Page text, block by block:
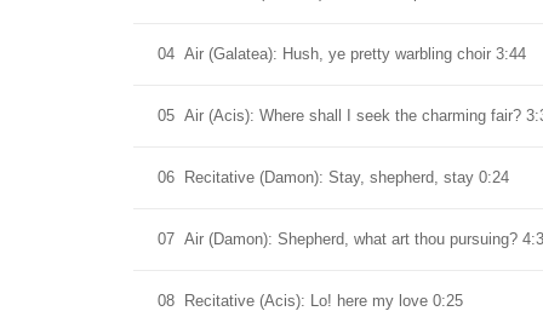
04 Air (Galatea): Hush, ye pretty warbling choir 3:44
05 Air (Acis): Where shall I seek the charming fair?
06 Recitative (Damon): Stay, shepherd, stay 0:24
07 Air (Damon): Shepherd, what art thou pursuing?
08 Recitative (Acis): Lo! here my love 0:25